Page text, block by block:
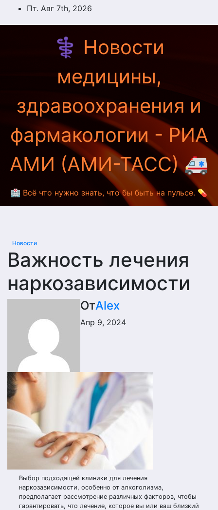
ПерейтиПт. Авг 7th, 2026
⚕️ Новости
медицины,
здравоохранения и
фармакологии - РИА
АМИ (АМИ-ТАСС) 🚑
🏥 Всё что нужно знать, что бы быть на пульсе. 💊
Новости
Важность лечения
наркозависимости
ОтAlex
Апр 9, 2024
Выбор подходящей клиники для лечения
наркозависимости, особенно от алкоголизма,
предполагает рассмотрение различных факторов, чтобы
гарантировать, что лечение, которое вы или ваш близкий